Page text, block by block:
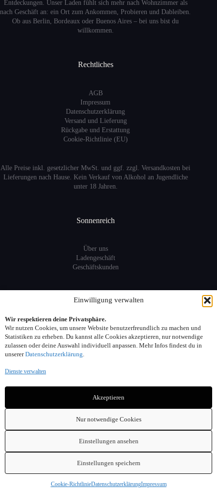
Einwilligung verwalten
Wir respektieren deine Privatsphäre.
Wir nutzen Cookies, um unsere Website benutzerfreundlich zu machen und
Statistiken zu erheben. Du kannst alle Cookies akzeptieren, nur notwendige
zulassen oder deine Auswahl individuell anpassen. Mehr Infos findest du in
unsererDatenschutzerklärung.
Dienste verwalten
Akzeptieren
Nur notwendige Cookies
Einstellungen ansehen
Einstellungen speichern
Cookie-RichtlinieDatenschutzerklärungImpressum
Entdeckungen. Unser Laden fühlt sich mehr nach Wohnzimmer als
nach Geschäft an: ein Ort zum Ankommen, Probieren und Dableiben.
Ob aus Berlin, Bordeaux oder Buenos Aires – bei uns bist du
willkommen.
Rechtliches
AGB
Impressum
Datenschutzerklärung
Versand und Lieferung
Rückgabe und Erstattung
Cookie-Richtlinie (EU)
Alle Preise inkl. gesetzlicher MwSt. und ggf. zzgl. Versandkosten bei
Lieferungen nach Hause. Kein Verkauf von Alkohol an Jugendliche
unter 18 Jahren.
Sonnenreich
Über uns
Ladengeschäft
Geschäftskunden
Information
Sitemap
FAQ
Adresse: Seelower Strasse 6, 10439 Berlin
Email: info(at)sonnenreich-weine.de
Copyright © 2026 - Sonnenreich Weine am Arnimplatz